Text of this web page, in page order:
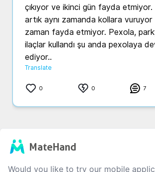
çıkıyor ve ikinci gün fayda etmiyor.
artık aynı zamanda kollara vuruyor
zaman fayda etmiyor. Pexola,
ilaçlar kullandı şu anda pexolaya
ediyor..
Translate
0 0 7
MateHand
Would you like to try our mobile